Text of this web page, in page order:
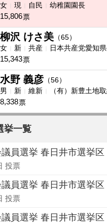
女
現 自民 幼稚園園長
15,806票
柳沢 けさ美 （65）
女
新 共産 日本共産党愛知
15,343票
水野 義彦 （56）
男
新 維新 （有）新豊土地
8,338票
挙一覧
員選挙 春日井市選挙区
投票
員選挙 春日井市選挙区
投票
員選挙 春日井市選挙区